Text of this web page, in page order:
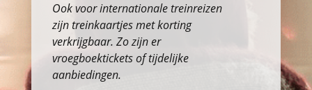
Ook voor internationale treinreizen
zijn treinkaartjes met korting
verkrijgbaar. Zo zijn er
vroegboektickets of tijdelijke
aanbiedingen.